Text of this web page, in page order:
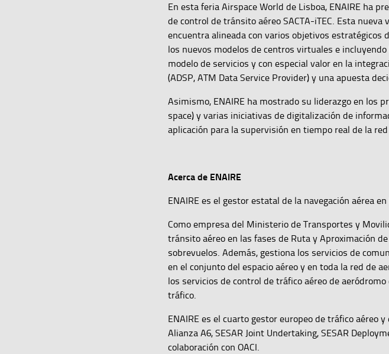
En esta feria Airspace World de Lisboa, ENAIRE ha
de control de tránsito aéreo SACTA-iTEC. Esta
encuentra alineada con varios objetivos estratégicos
los nuevos modelos de centros virtuales e
modelo de servicios y con especial valor en la
(ADSP, ATM Data Service Provider) y una apuesta
Asimismo, ENAIRE ha mostrado su liderazgo en los
space) y varias iniciativas de digitalización de
aplicación para la supervisión en tiempo real de la red
Acerca de ENAIRE
ENAIRE es el gestor estatal de la navegación aérea en
Como empresa del Ministerio de Transportes y
tránsito aéreo en las fases de Ruta y Aproximación
sobrevuelos. Además, gestiona los servicios de
en el conjunto del espacio aéreo y en toda la red de
los servicios de control de tráfico aéreo de
tráfico.
ENAIRE es el cuarto gestor europeo de tráfico aéreo
Alianza A6, SESAR Joint Undertaking, SESAR
colaboración con OACI.